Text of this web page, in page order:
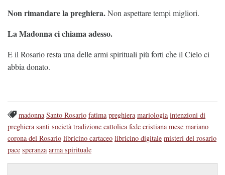
Non rimandare la preghiera.Non aspettare tempi migliori.
La Madonna ci chiama adesso.
E il Rosario resta una delle armi spirituali più forti che il Cielo ci
abbia donato.
madonna Santo Rosario fatima preghiera mariologia intenzioni di
preghiera santi società tradizione cattolica fede cristiana mese mariano
corona del Rosario libricino cartaceo libricino digitale misteri del rosario
pace speranza arma spirituale